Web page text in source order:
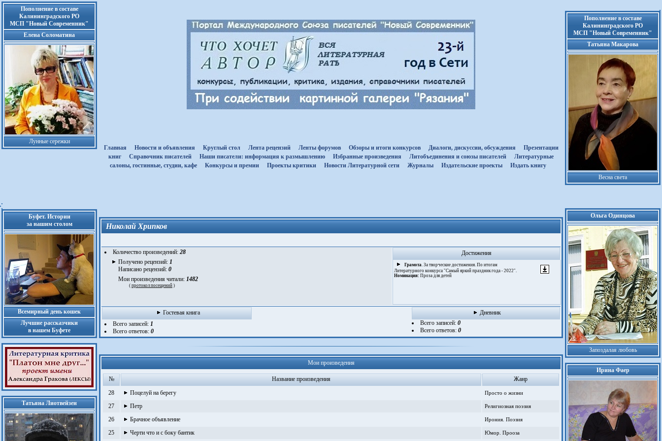
Пополнение в составе
Калининградского РО
МСП "Новый Современник"
Елена Соломатина
Лунные сережки
Главная
Новости и объявления Круглый стол Лента рецензий Ленты форумов Обзоры и итоги конкурсов Диалоги, дискуссии, обсуждения
Презентации
книг
Cправочник писателей Наши писатели: информация к размышлению Избранные произведения Литобъединения и союзы писателей
Литературные
салоны, гостинные, студии, кафе
Kонкурсы и премии Проекты критики Новости Литературной сети Журналы Издательские проекты Издать книгу
Пополнение в составе
Калининградского РО
МСП "Новый Современник"
Татьяна Макарова
Весна света
Буфет. Истории
за нашим столом
Всемирный день кошек
Лучшие рассказчики
в нашем Буфете
Татьяна Лиотвейзен
Николай Хрипков
Количество произведений: 28
Получено рецензий: 1
Написано рецензий: 0
Мои произведения читали: 1482
( протокол посещений )
Достижения
Грамота. За творческие достижения. По итогам
Литературного конкурса "Самый яркий праздник года - 2022".
Номинация: Проза для детей
Гостевая книга
Дневник
Всего записей: 1
Всего ответов: 0
Всего записей: 0
Всего ответов: 0
Мои произведения
№ Название произведения
Жанр
28
Поцелуй на берегу Просто о жизни
27 Петр Религиозная поэзия
26 Брачное объявление Ирония. Поэзия
25 Черти что и с боку бантик Юмор. Прооза
Ольга Одинцова
Запоздалая любовь
Ирина Фаер